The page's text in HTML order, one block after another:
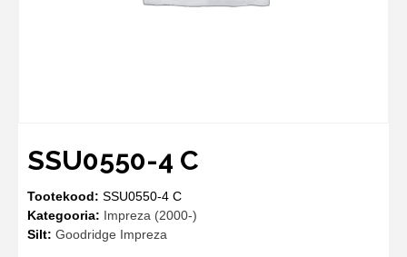
SSU0550-4 C
Tootekood: SSU0550-4 C
Kategooria: Impreza (2000-)
Silt: Goodridge Impreza